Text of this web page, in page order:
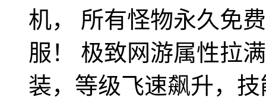
机， 所有怪物永久免
服！ 极致网游属性拉
装，等级飞速飙升，